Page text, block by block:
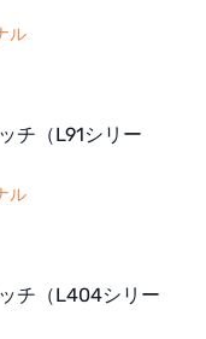
ル
チ（L91シリー
ル
チ（L404シリー